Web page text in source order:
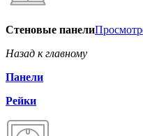
Стеновые панели
Назад к главному
Панели
Рейки